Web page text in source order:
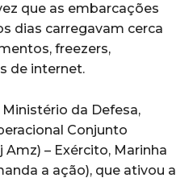
que as embarcações
dias carregavam cerca
freezers,
de internet.
da Defesa,
Conjunto
– Exército, Marinha
a ação), que ativou a